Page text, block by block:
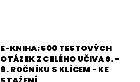
E-KNIHA: 500 TESTOVÝCH
OTÁZEK Z CELÉHO UČIVA 6. -
9. ROČNÍKU S KLÍČEM - KE